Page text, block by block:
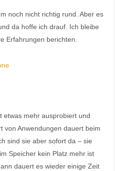
noch nicht richtig rund. Aber es
da hoffe ich drauf. Ich bleibe
Erfahrungen berichten.
etwas mehr ausprobiert und
von Anwendungen dauert beim
sind sie aber sofort da – sie
Speicher kein Platz mehr ist
dauert es wieder einige Zeit